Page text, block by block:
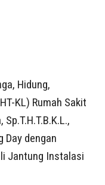
Hidung,
KL) Rumah Sakit
Day dengan
Jantung Instalasi